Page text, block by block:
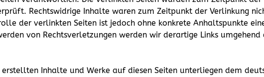
Rechtswidrige Inhalte waren zum Zeitpunkt der Verlinkung
der verlinkten Seiten ist jedoch ohne konkrete Anhaltspunkte
von Rechtsverletzungen werden wir derartige Links umgehend
Inhalte und Werke auf diesen Seiten unterliegen dem